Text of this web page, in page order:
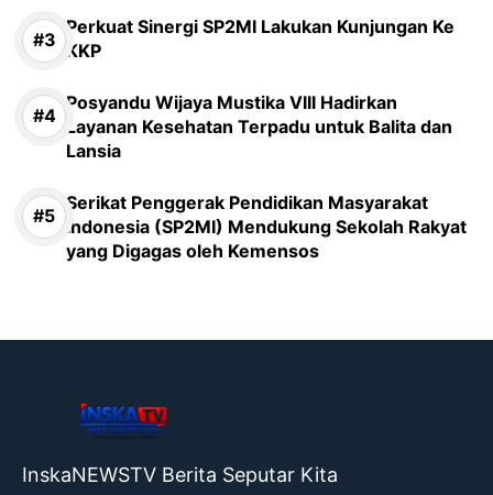
Perkuat Sinergi SP2MI Lakukan Kunjungan Ke
KKP
Posyandu Wijaya Mustika VIII Hadirkan
Layanan Kesehatan Terpadu untuk Balita dan
Lansia
Serikat Penggerak Pendidikan Masyarakat
Indonesia (SP2MI) Mendukung Sekolah Rakyat
yang Digagas oleh Kemensos
InskaNEWSTV Berita Seputar Kita